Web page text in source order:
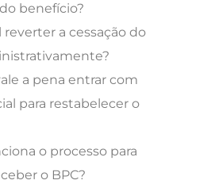
benefício?
reverter a cessação do
a pena entrar com
para restabelecer o
o processo para
o BPC?